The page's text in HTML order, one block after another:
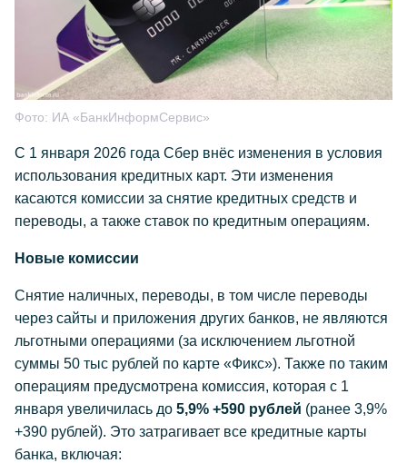
Фото: ИА «БанкИнформСервис»
С 1 января 2026 года Сбер внёс изменения в условия
использования кредитных карт. Эти изменения
касаются комиссии за снятие кредитных средств и
переводы, а также ставок по кредитным операциям.
Новые комиссии
Снятие наличных, переводы, в том числе переводы
через сайты и приложения других банков, не являются
льготными операциями (за исключением льготной
суммы 50 тыс рублей по карте «Фикс»). Также по таким
операциям предусмотрена комиссия, которая с 1
января увеличилась до 5,9% +590 рублей (ранее 3,9%
+390 рублей). Это затрагивает все кредитные карты
банка, включая: